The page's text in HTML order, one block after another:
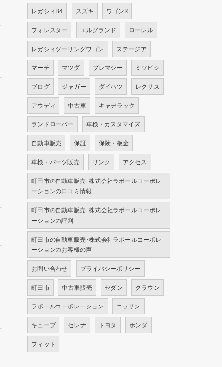
レガシィB4 スズキ ワゴンR
フォレスター エルグランド ローレル
レガシィツーリングワゴン ステージア
マーチ マツダ プレマシー ミツビシ
ブログ ジャガー ダイハツ レクサス
アウディ 中古車 キャデラック
ランドローバー 車検・カスタマイズ
自動車販売 保証 保険・板金
車検・パーツ販売 リンク アクセス
町田市の自動車販売･株式会社ラポールコーポレ
ーションの口コミ情報
町田市の自動車販売･株式会社ラポールコーポレ
ーションの評判
町田市の自動車販売･株式会社ラポールコーポレ
ーションのお客様の声
お問い合わせ プライバシーポリシー
町田市 中古車販売 セダン クラウン
ラポールコーポレーション ニッサン
キューブ セレナ トヨタ ホンダ
フィット